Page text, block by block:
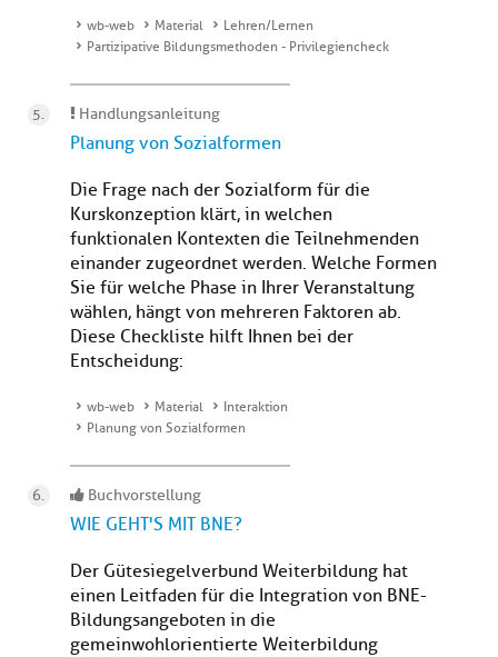
wb-web Material
Lehren/Lernen
Partizipative Bildungsmethoden - Privilegiencheck
Handlungsanleitung
Planung von Sozialformen
Die Frage nach der Sozialform für die
Kurskonzeption klärt, in welchen
funktionalen Kontexten die Teilnehmenden
einander zugeordnet werden. Welche Formen
Sie für welche Phase in Ihrer Veranstaltung
wählen, hängt von mehreren Faktoren ab.
Diese Checkliste hilft Ihnen bei der
Entscheidung:
wb-web Material
Interaktion
Planung von Sozialformen
Buchvorstellung
WIE GEHT'S MIT BNE?
Der Gütesiegelverbund Weiterbildung hat
einen Leitfaden für die Integration von BNE-
Bildungsangeboten in die
gemeinwohlorientierte Weiterbildung